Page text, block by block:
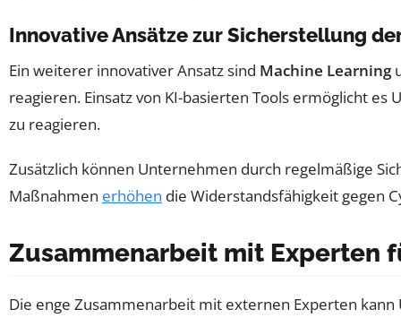
Innovative Ansätze zur Sicherstellung
Ein weiterer innovativer Ansatz sind Machine Learning
reagieren. Einsatz von KI-basierten Tools ermöglicht
zu reagieren.
Zusätzlich können Unternehmen durch regelmäßige
Maßnahmen erhöhen die Widerstandsfähigkeit gegen
Zusammenarbeit mit Experten
Die enge Zusammenarbeit mit externen Experten